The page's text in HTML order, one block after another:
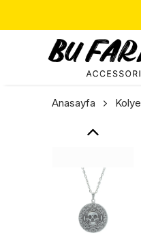
Anasayfa Kolye